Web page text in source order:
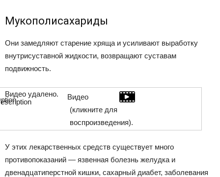
Мукополисахариды
Они замедляют старение хряща и усиливают выработку
внутрисуставной жидкости, возвращают суставам
подвижность.
Видео удалено.
Видео
(кликните для
воспроизведения).
У этих лекарственных средств существует много
противопоказаний — язвенная болезнь желудка и
двенадцатиперстной кишки, сахарный диабет, заболевания